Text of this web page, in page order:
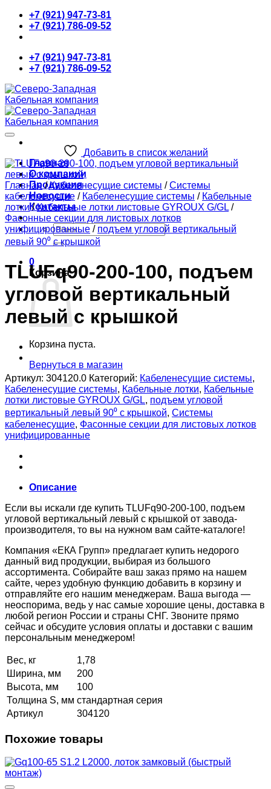
Skip
content
+7 (921) 947-73-81
+7 (921) 786-09-52
+7 (921) 947-73-81
+7 (921) 786-09-52
Главная
О компании
Продукция
Новости
Контакты
Искать:
0
Корзина
Корзина пуста.
Вернуться в магазин
Добавить в список желаний
Главная / Кабеленесущие системы / Системы
кабеленесущие / Кабеленесущие системы / Кабельные
лотки / Кабельные лотки листовые GYROUX G/GL /
Фасонные секции для листовых лотков
унифицированные / подъем угловой вертикальный
левый 90⁰ с крышкой
TLUFq90-200-100, подъем
угловой вертикальный
левый с крышкой
Артикул: 304120.0 Категорий: Кабеленесущие системы,
Кабеленесущие системы, Кабельные лотки, Кабельные
лотки листовые GYROUX G/GL, подъем угловой
вертикальный левый 90⁰ с крышкой, Системы
кабеленесущие, Фасонные секции для листовых лотков
унифицированные
Описание
Если вы искали где купить TLUFq90-200-100, подъем
угловой вертикальный левый с крышкой от завода-
производителя, то вы на нужном вам сайте-каталоге!
Компания «ЕКА Групп» предлагает купить недорого
данный вид продукции, выбирая из большого
ассортимента. Собирайте ваш заказ прямо на нашем
сайте, через удобную функцию добавить в корзину и
отправляйте его нашим менеджерам. Ваша выгода —
неоспорима, ведь у нас самые хорошие цены, доставка в
любой регион России и страны СНГ. Звоните прямо
сейчас и обсудите условия оплаты и доставки с вашим
персональным менеджером!
Вес, кг
1,78
Ширина, мм
200
Высота, мм
100
Толщина S, мм стандартная серия
Артикул
304120
Похожие товары